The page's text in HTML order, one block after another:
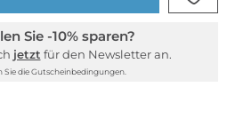
Sie -10% sparen?
jetzt für den Newsletter an.
Sie die Gutscheinbedingungen.